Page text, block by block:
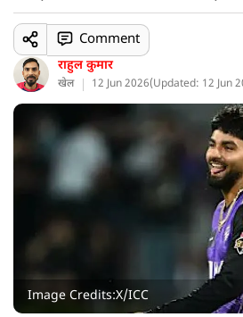
राहुल कुमार
खेल 12 Jun 2026(Updated: 12 Jun
Comment
Image Credits:X/ICC